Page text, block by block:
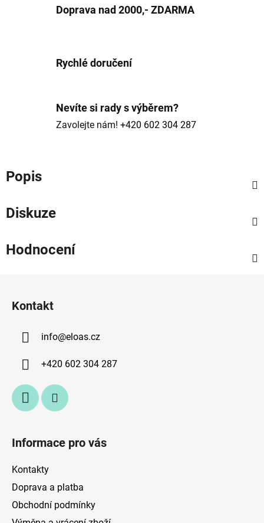
Doprava nad 2000,- ZDARMA
Rychlé doručení
Nevíte si rady s výběrem?
Zavolejte nám! +420 602 304 287
Popis
Diskuze
Hodnocení
Kontakt
info@eloas.cz
+420 602 304 287
Informace pro vás
Kontakty
Doprava a platba
Obchodní podmínky